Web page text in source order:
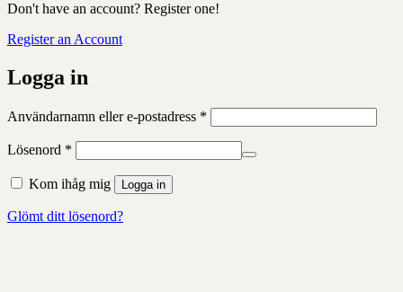
Don't have an account? Register one!
Register an Account
Logga in
Användarnamn eller e-postadress *
Lösenord *
Kom ihåg mig Logga in
Glömt ditt lösenord?